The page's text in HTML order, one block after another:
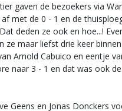
gaven de bezoekers via
met de 0 - 1 en de
deden ze ook en hoe...!
ze maar liefst drie keer
Arnold Cabuico en eentje
naar 3 - 1 en dat was ook
Geens en Jonas Donckers